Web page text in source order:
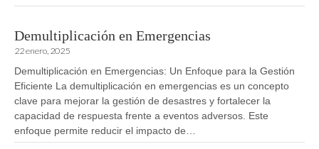
Demultiplicación en Emergencias
22 enero, 2025
Demultiplicación en Emergencias: Un Enfoque para la Gestión
Eficiente La demultiplicación en emergencias es un concepto
clave para mejorar la gestión de desastres y fortalecer la
capacidad de respuesta frente a eventos adversos. Este
enfoque permite reducir el impacto de…